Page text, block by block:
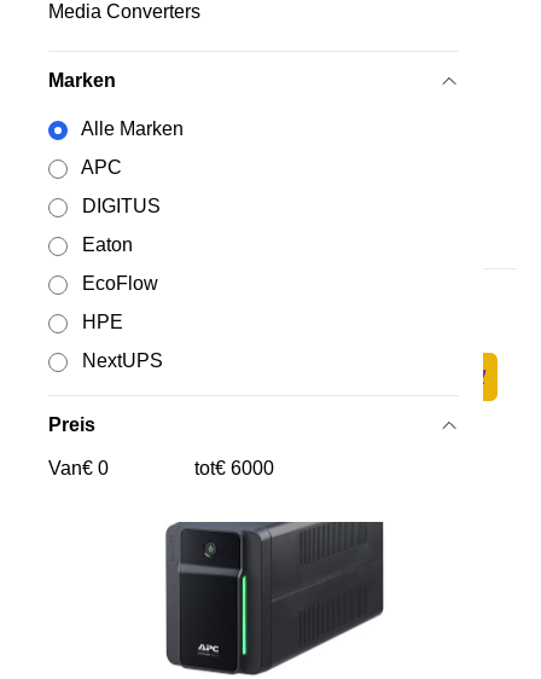
Media Converters
Marken
Alle Marken
APC
DIGITUS
Eaton
EcoFlow
HPE
NextUPS
Preis
Van€ tot€
APC batterij USV RBC123
Op voorraad
114,-
Zum